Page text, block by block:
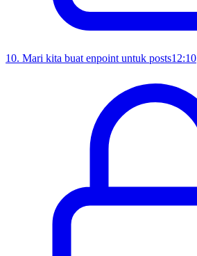
10. Mari kita buat enpoint untuk posts12:10